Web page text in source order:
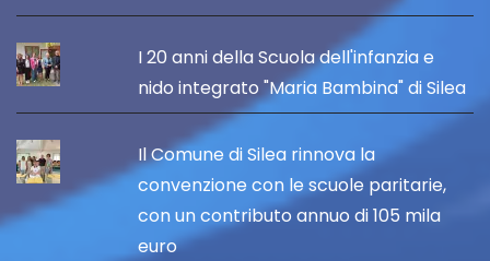
I 20 anni della Scuola dell'infanzia e
nido integrato "Maria Bambina" di Silea
Il Comune di Silea rinnova la
convenzione con le scuole paritarie,
con un contributo annuo di 105 mila
euro